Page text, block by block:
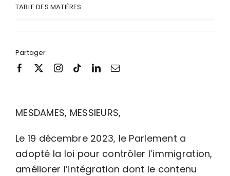
TABLE DES MATIÈRES
Partager
MESDAMES, MESSIEURS,
Le 19 décembre 2023, le Parlement a
adopté la loi pour contrôler l’immigration,
améliorer l’intégration dont le contenu